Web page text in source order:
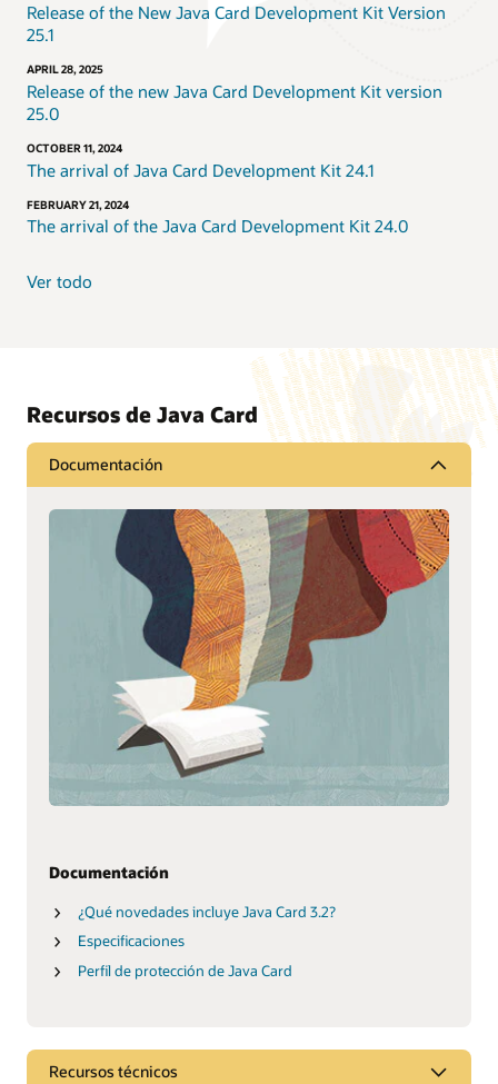
Release of the New Java Card Development Kit Version
25.1
APRIL 28, 2025
Release of the new Java Card Development Kit version
25.0
OCTOBER 11, 2024
The arrival of Java Card Development Kit 24.1
FEBRUARY 21, 2024
The arrival of the Java Card Development Kit 24.0
Ver todo
Recursos de Java Card
Documentación
Documentación
¿Qué novedades incluye Java Card 3.2?
Especificaciones
Perfil de protección de Java Card
Recursos técnicos